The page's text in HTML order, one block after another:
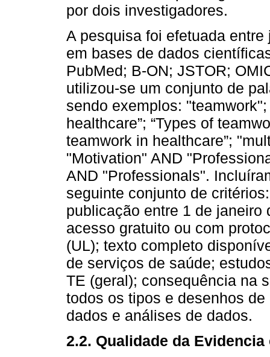
por dois investigadores.
A pesquisa foi efetuada
em bases de dados
PubMed; B-ON; JSTOR;
utilizou-se um conjunto de
sendo exemplos:
healthcare”; “Types of
teamwork in healthcare”;
"Motivation" AND
AND "Professionals".
seguinte conjunto de
publicação entre 1 de janeiro
acesso gratuito ou com
(UL); texto completo
de serviços de saúde;
TE (geral); consequência na
todos os tipos e desenhos
dados e análises de dados.
2.2. Qualidade da